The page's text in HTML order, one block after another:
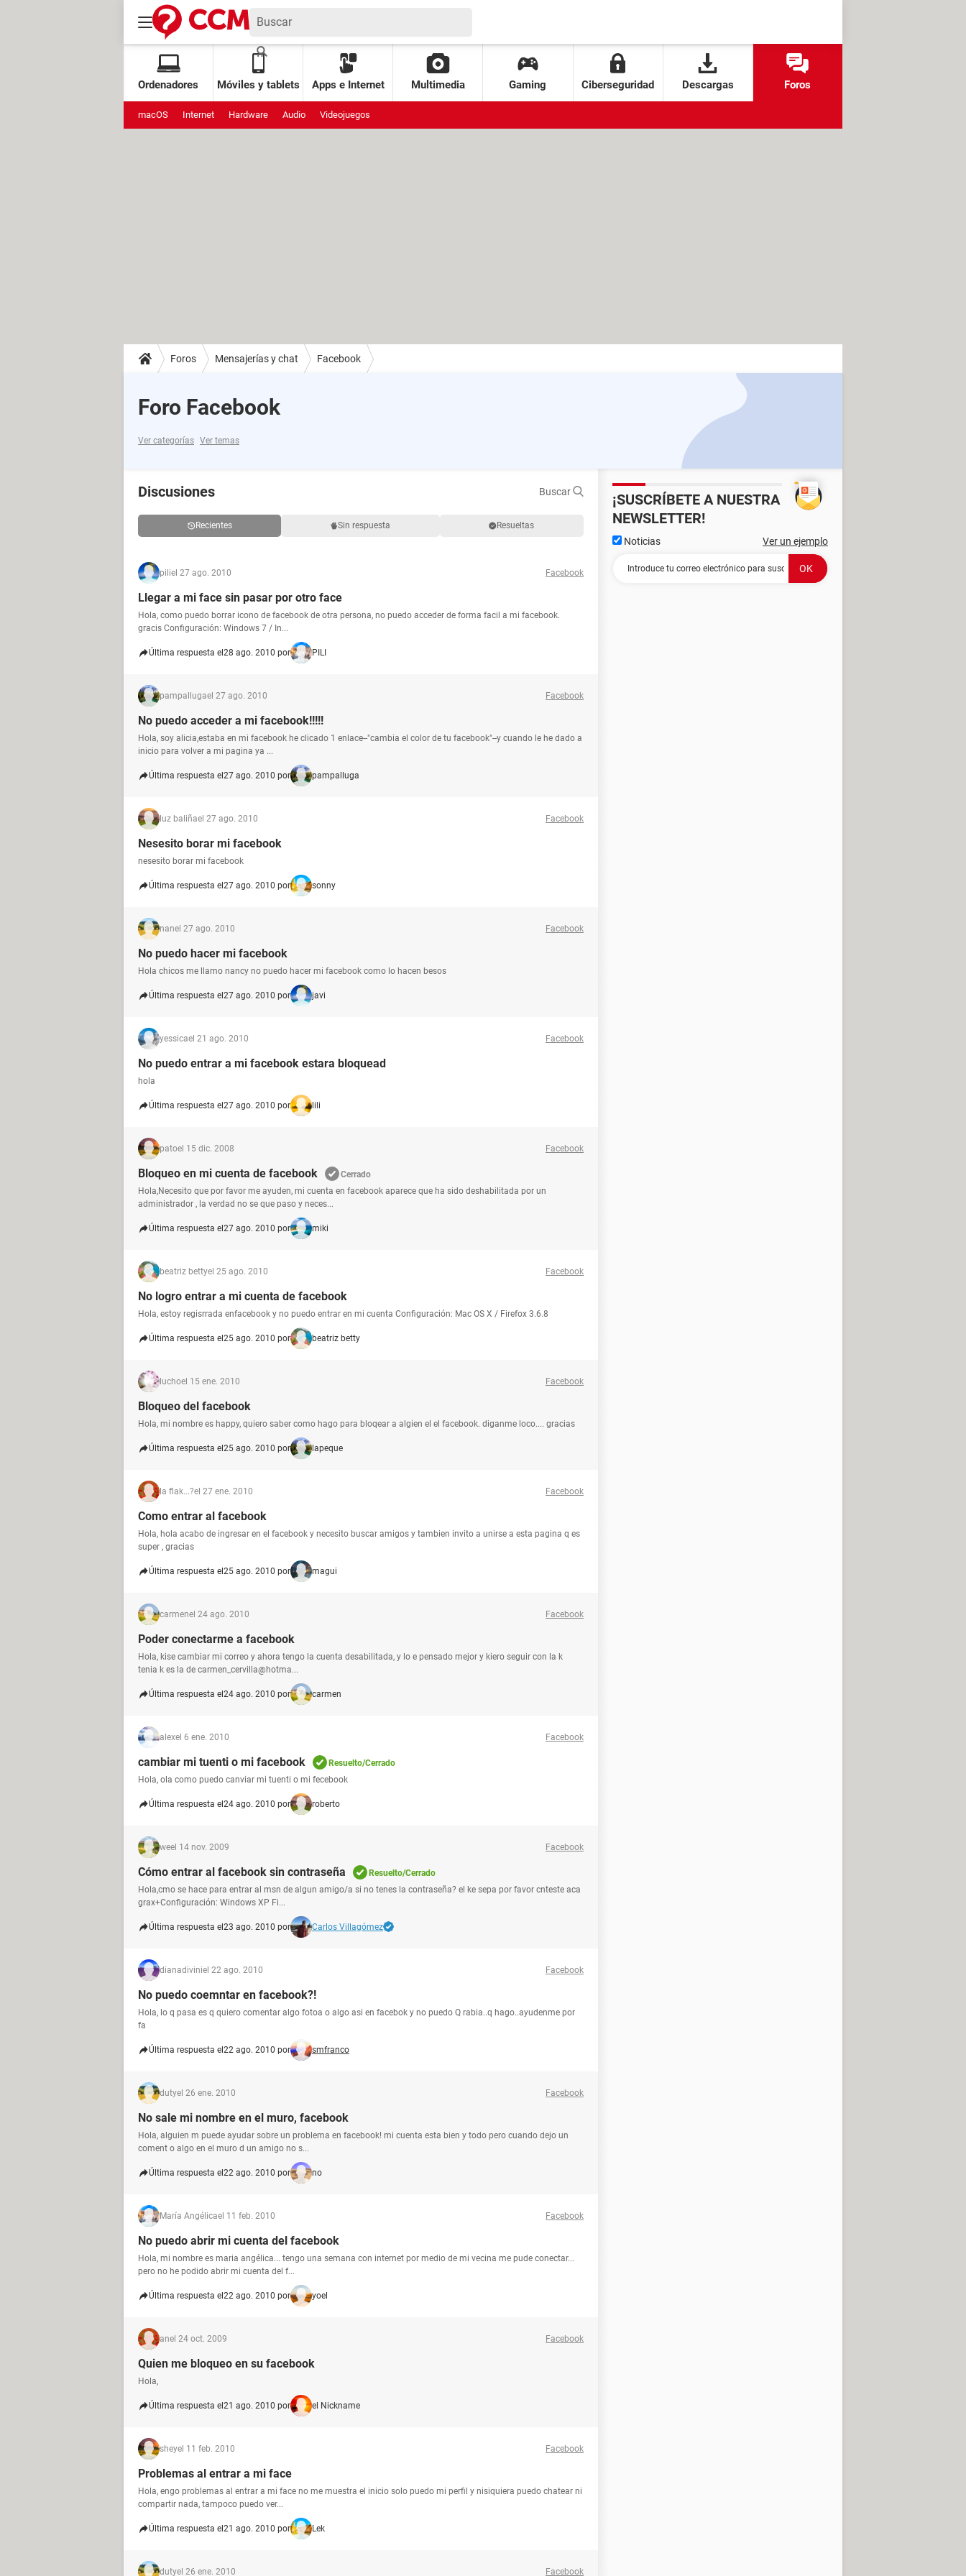
Ordenadores Móviles y tablets Apps e Internet Multimedia Gaming Ciberseguridad Descargas Foros
macOS Internet Hardware Audio Videojuegos
Foros Mensajerías y chat Facebook
Foro Facebook
Ver categorías Ver temas
Discusiones Buscar
Recientes Sin respuesta Resueltas
piliel 27 ago. 2010 Facebook
Llegar a mi face sin pasar por otro face
Hola, como puedo borrar icono de facebook de otra persona, no puedo acceder de forma facil a mi facebook.
gracis Configuración: Windows 7 / In...
Última respuesta el 28 ago. 2010 por PILI
pampallugael 27 ago. 2010 Facebook
No puedo acceder a mi facebook!!!!!
Hola, soy alicia,estaba en mi facebook he clicado 1 enlace--"cambia el color de tu facebook"--y cuando le he dado a
inicio para volver a mi pagina ya ...
Última respuesta el 27 ago. 2010 por pampalluga
luz baliñael 27 ago. 2010 Facebook
Nesesito borar mi facebook
nesesito borar mi facebook
Última respuesta el 27 ago. 2010 por sonny
nanel 27 ago. 2010 Facebook
No puedo hacer mi facebook
Hola chicos me llamo nancy no puedo hacer mi facebook como lo hacen besos
Última respuesta el 27 ago. 2010 por javi
yessicael 21 ago. 2010 Facebook
No puedo entrar a mi facebook estara bloquead
hola
Última respuesta el 27 ago. 2010 por lili
patoel 15 dic. 2008 Facebook
Bloqueo en mi cuenta de facebook
Cerrado
Hola,Necesito que por favor me ayuden, mi cuenta en facebook aparece que ha sido deshabilitada por un
administrador , la verdad no se que paso y neces...
Última respuesta el 27 ago. 2010 por miki
beatriz bettyel 25 ago. 2010 Facebook
No logro entrar a mi cuenta de facebook
Hola, estoy regisrrada enfacebook y no puedo entrar en mi cuenta Configuración: Mac OS X / Firefox 3.6.8
Última respuesta el 25 ago. 2010 por beatriz betty
luchoel 15 ene. 2010 Facebook
Bloqueo del facebook
Hola, mi nombre es happy, quiero saber como hago para bloqear a algien el el facebook. diganme loco.... gracias
Última respuesta el 25 ago. 2010 por lapeque
la flak...?el 27 ene. 2010 Facebook
Como entrar al facebook
Hola, hola acabo de ingresar en el facebook y necesito buscar amigos y tambien invito a unirse a esta pagina q es
super , gracias
Última respuesta el 25 ago. 2010 por magui
carmenel 24 ago. 2010 Facebook
Poder conectarme a facebook
Hola, kise cambiar mi correo y ahora tengo la cuenta desabilitada, y lo e pensado mejor y kiero seguir con la k
tenia k es la de carmen_cervilla@hotma...
Última respuesta el 24 ago. 2010 por carmen
alexel 6 ene. 2010 Facebook
cambiar mi tuenti o mi facebook
Resuelto/Cerrado
Hola, ola como puedo canviar mi tuenti o mi fecebook
Última respuesta el 24 ago. 2010 por roberto
weel 14 nov. 2009 Facebook
Cómo entrar al facebook sin contraseña
Resuelto/Cerrado
Hola,cmo se hace para entrar al msn de algun amigo/a si no tenes la contraseña? el ke sepa por favor cnteste aca
grax+Configuración: Windows XP Fi...
Última respuesta el 23 ago. 2010 por Carlos Villagómez
dianadiviniel 22 ago. 2010 Facebook
No puedo coemntar en facebook?!
Hola, lo q pasa es q quiero comentar algo fotoa o algo asi en facebok y no puedo Q rabia..q hago..ayudenme por
fa
Última respuesta el 22 ago. 2010 por smfranco
dutyel 26 ene. 2010 Facebook
No sale mi nombre en el muro, facebook
Hola, alguien m puede ayudar sobre un problema en facebook! mi cuenta esta bien y todo pero cuando dejo un
coment o algo en el muro d un amigo no s...
Última respuesta el 22 ago. 2010 por no
María Angélicael 11 feb. 2010 Facebook
No puedo abrir mi cuenta del facebook
Hola, mi nombre es maria angélica... tengo una semana con internet por medio de mi vecina me pude conectar...
pero no he podido abrir mi cuenta del f...
Última respuesta el 22 ago. 2010 por yoel
anel 24 oct. 2009 Facebook
Quien me bloqueo en su facebook
Hola,
Última respuesta el 21 ago. 2010 por el Nickname
sheyel 11 feb. 2010 Facebook
Problemas al entrar a mi face
Hola, engo problemas al entrar a mi face no me muestra el inicio solo puedo mi perfil y nisiquiera puedo chatear ni
compartir nada, tampoco puedo ver...
Última respuesta el 21 ago. 2010 por Lek
dutyel 26 ene. 2010 Facebook
¡SUSCRÍBETE A NUESTRA
NEWSLETTER!
Noticias Ver un ejemplo